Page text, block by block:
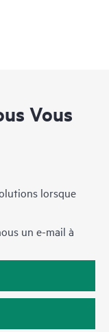
Vous
lorsque
un e-mail à